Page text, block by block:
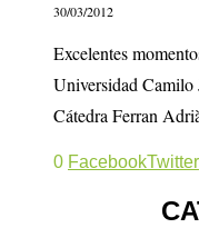
30/03/2012
Excelentes
Universidad Camilo
Cátedra Ferran
0 FacebookTwitter